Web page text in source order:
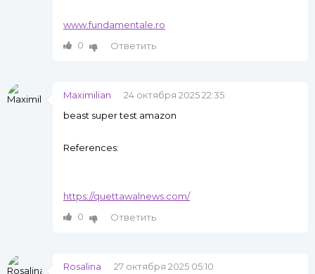
www.fundamentale.ro
0
Ответить
Maximilian
24 октября 2025 22:35
beast super test amazon
References:
https://quettawalnews.com/
0
Ответить
Rosalina
27 октября 2025 05:10